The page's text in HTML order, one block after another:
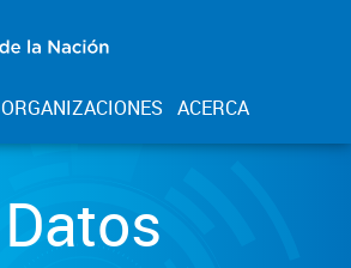
ORGANIZACIONES ACERCA
Datos